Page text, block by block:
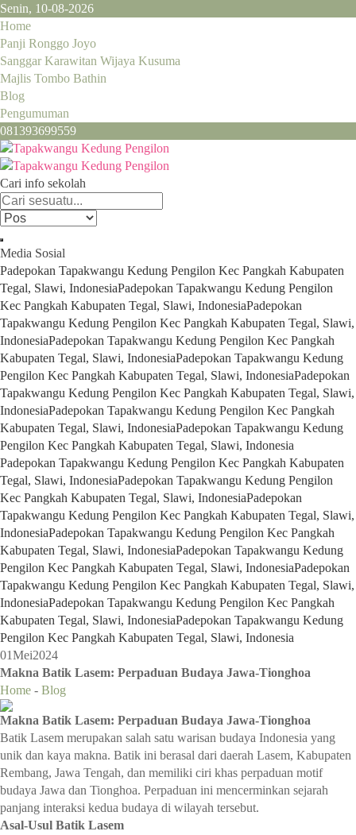
Senin, 10-08-2026
Home
Panji Ronggo Joyo
Sanggar Karawitan Wijaya Kusuma
Majlis Tombo Bathin
Blog
Pengumuman
081393699559
Cari info sekolah
Media Sosial
Padepokan Tapakwangu Kedung Pengilon Kec Pangkah Kabupaten
Tegal, Slawi, IndonesiaPadepokan Tapakwangu Kedung Pengilon
Kec Pangkah Kabupaten Tegal, Slawi, IndonesiaPadepokan
Tapakwangu Kedung Pengilon Kec Pangkah Kabupaten Tegal, Slawi,
IndonesiaPadepokan Tapakwangu Kedung Pengilon Kec Pangkah
Kabupaten Tegal, Slawi, IndonesiaPadepokan Tapakwangu Kedung
Pengilon Kec Pangkah Kabupaten Tegal, Slawi, IndonesiaPadepokan
Tapakwangu Kedung Pengilon Kec Pangkah Kabupaten Tegal, Slawi,
IndonesiaPadepokan Tapakwangu Kedung Pengilon Kec Pangkah
Kabupaten Tegal, Slawi, IndonesiaPadepokan Tapakwangu Kedung
Pengilon Kec Pangkah Kabupaten Tegal, Slawi, Indonesia
Padepokan Tapakwangu Kedung Pengilon Kec Pangkah Kabupaten
Tegal, Slawi, IndonesiaPadepokan Tapakwangu Kedung Pengilon
Kec Pangkah Kabupaten Tegal, Slawi, IndonesiaPadepokan
Tapakwangu Kedung Pengilon Kec Pangkah Kabupaten Tegal, Slawi,
IndonesiaPadepokan Tapakwangu Kedung Pengilon Kec Pangkah
Kabupaten Tegal, Slawi, IndonesiaPadepokan Tapakwangu Kedung
Pengilon Kec Pangkah Kabupaten Tegal, Slawi, IndonesiaPadepokan
Tapakwangu Kedung Pengilon Kec Pangkah Kabupaten Tegal, Slawi,
IndonesiaPadepokan Tapakwangu Kedung Pengilon Kec Pangkah
Kabupaten Tegal, Slawi, IndonesiaPadepokan Tapakwangu Kedung
Pengilon Kec Pangkah Kabupaten Tegal, Slawi, Indonesia
01Mei2024
Makna Batik Lasem: Perpaduan Budaya Jawa-Tionghoa
Home - Blog
Makna Batik Lasem: Perpaduan Budaya Jawa-Tionghoa
Batik Lasem merupakan salah satu warisan budaya Indonesia yang
unik dan kaya makna. Batik ini berasal dari daerah Lasem, Kabupaten
Rembang, Jawa Tengah, dan memiliki ciri khas perpaduan motif
budaya Jawa dan Tionghoa. Perpaduan ini mencerminkan sejarah
panjang interaksi kedua budaya di wilayah tersebut.
Asal-Usul Batik Lasem